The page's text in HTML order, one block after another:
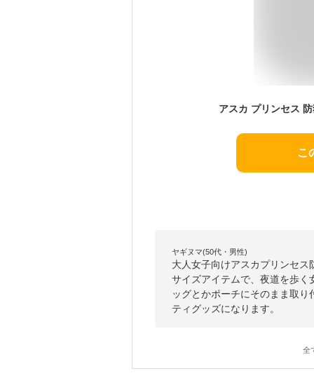
こ
ヤギヌマ(50代・男性)
大人女子向けアスカプリンセ
サイズアイテムで、夜道を歩
ッグとかポーチにそのまま取
ティグッズになります。
全